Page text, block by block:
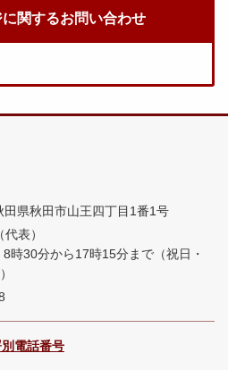
関するお問い合わせ
県秋田市山王四丁目1番1号
表）
8時30分から17時15分まで （祝日・
電話番号